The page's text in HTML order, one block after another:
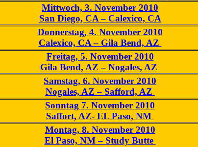
Mittwoch, 3. November 2010
San Diego, CA – Calexico, CA
Donnerstag, 4. November 2010
Calexico, CA – Gila Bend, AZ
Freitag, 5. November 2010
Gila Bend, AZ – Nogales, AZ
Samstag, 6. November 2010
Nogales, AZ – Safford, AZ
Sonntag 7. November 2010
Saffort, AZ- EL Paso, NM
Montag, 8. November 2010
El Paso, NM – Study Butte